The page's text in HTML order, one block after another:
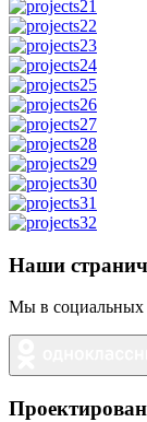
Наши
Мы в социальных